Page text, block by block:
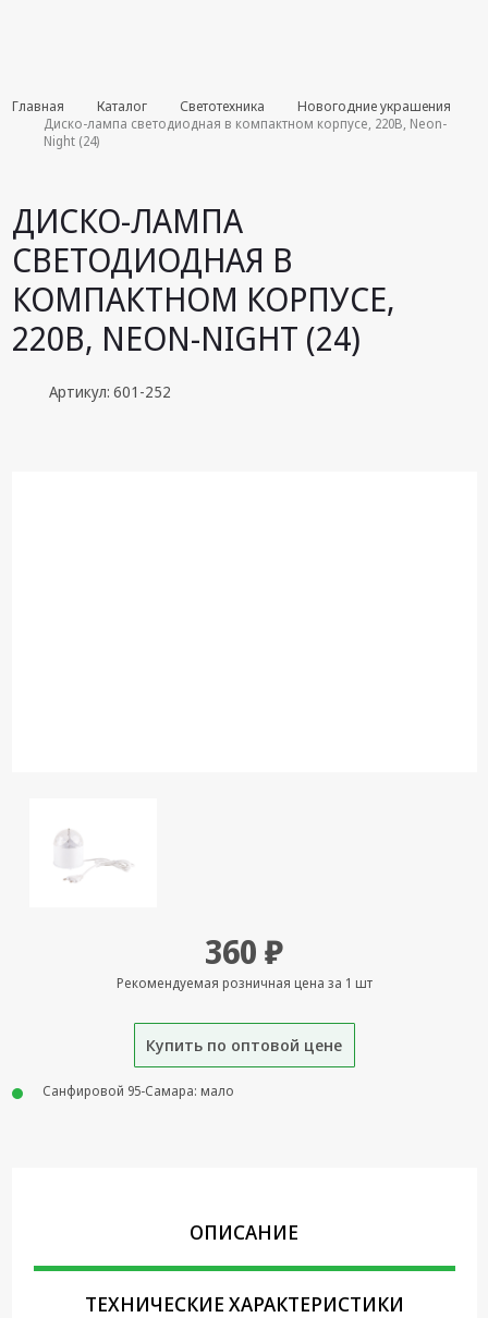
Комплекты
августа
Android TV
приставки
Блоки питания,
Сетевые
адаптеры
дистанционного
Штекеры,
Переходники
A/V, HDMI
Инструменты
Батарейки,
Зарядные
Климатическая
техника
Главная Каталог Светотехника
Новогодние украшения
Диско-лампа светодиодная в компактном корпусе, 220В, Neon-
Night (24)
ДИСКО-ЛАМПА
СВЕТОДИОДНАЯ В
КОМПАКТНОМ КОРПУСЕ,
220В, NEON-NIGHT (24)
Артикул: 601-252
360 ₽
Рекомендуемая розничная цена за 1 шт
Купить по оптовой цене
Санфировой 95-Самара: мало
ОПИСАНИЕ
ТЕХНИЧЕСКИЕ ХАРАКТЕРИСТИКИ